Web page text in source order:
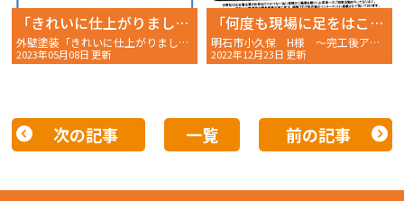
「きれいに仕上がりました。イメージ通りでした。」
外壁塗装「きれいに仕上がりました。イメージ通りでした。」明石市二見町 W様の完工後アンケート〜
2023年05月08日 更新
「何度も現場に足をはこんでいただいた」
明石市小久保 H様 〜完工後アンケート〜 ☆五つ！！
2022年12月23日 更新
次の記事 一覧 前の記事